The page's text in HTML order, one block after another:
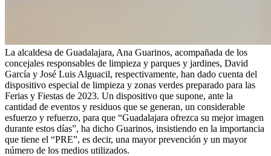
La alcaldesa de Guadalajara, Ana Guarinos, acompañada de los
concejales responsables de limpieza y parques y jardines, David
García y José Luis Alguacil, respectivamente, han dado cuenta del
dispositivo especial de limpieza y zonas verdes preparado para las
Ferias y Fiestas de 2023. Un dispositivo que supone, ante la
cantidad de eventos y residuos que se generan, un considerable
esfuerzo y refuerzo, para que “Guadalajara ofrezca su mejor imagen
durante estos días”, ha dicho Guarinos, insistiendo en la importancia
que tiene el “PRE”, es decir, una mayor prevención y un mayor
número de los medios utilizados.